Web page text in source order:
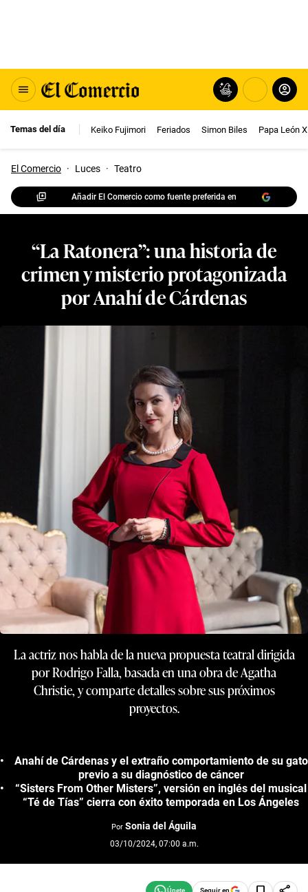
Temas del día Keiko Fujimori Feriados Simon Biles Papa León
El Comercio · Luces · Teatro
Añadir El Comercio como fuente preferida en
“La Ratonera”: una historia de
crimen y misterio protagonizada
por Anahí de Cárdenas
La actriz nos habla de la nueva propuesta teatral dirigida
por Rodrigo Falla, basada en una obra de Agatha
Christie, y comparte detalles sobre sus próximos
proyectos.
Anahí de Cárdenas y el extraño comportamiento de su gato
previo a su diagnóstico de cáncer
“Sisters From Other Misters”, versión en inglés del musical
“Té de Tías” cierra con éxito temporada en Los Ángeles
Por Sonia del Águila
03/10/2024, 07:00 a.m.
Seguir en